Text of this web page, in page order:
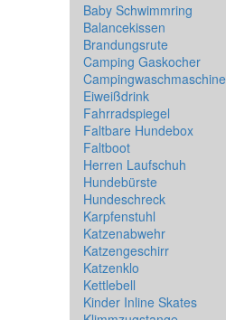
Baby Schwimmring
Balancekissen
Brandungsrute
Camping Gaskocher
Campingwaschmaschine
Eiweißdrink
Fahrradspiegel
Faltbare Hundebox
Faltboot
Herren Laufschuh
Hundebürste
Hundeschreck
Karpfenstuhl
Katzenabwehr
Katzengeschirr
Katzenklo
Kettlebell
Kinder Inline Skates